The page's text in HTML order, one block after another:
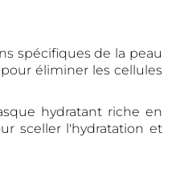
spécifiques de la peau
éliminer les cellules
hydratant riche en
sceller l'hydratation et